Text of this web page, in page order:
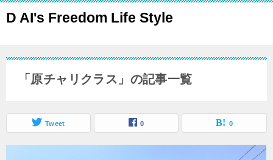
D AI's Freedom Life Style
「原チャリクラス」の記事一覧
Tweet 0 0